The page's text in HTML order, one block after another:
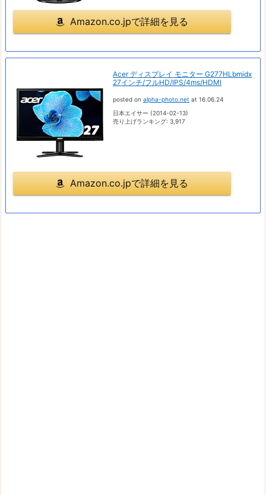
Amazon.co.jpで詳細を見る
Acer ディスプレイ モニター G277HLbmidx
27インチ/フルHD/IPS/4ms/HDMI
posted on alpha-photo.net at 16.06.24
日本エイサー (2014-02-13)
売り上げランキング: 3,917
Amazon.co.jpで詳細を見る